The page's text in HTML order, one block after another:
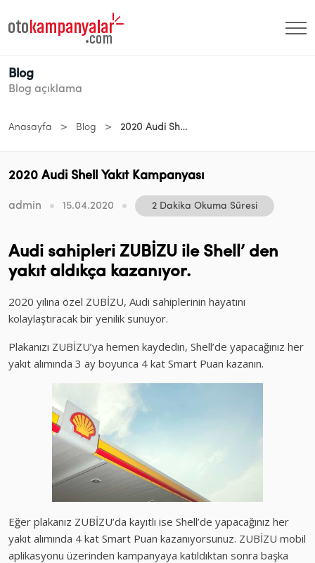
Blog
Blog açıklama
Anasayfa > Blog > 2020 Audi Shell Yakıt Kampanyası
2020 Audi Shell Yakıt Kampanyası
admin 15.04.2020 2 Dakika Okuma Süresi
Audi sahipleri ZUBİZU ile Shell’ den
yakıt aldıkça kazanıyor.
2020 yılına özel ZUBİZU, Audi sahiplerinin hayatını
kolaylaştıracak bir yenilik sunuyor.
Plakanızı ZUBİZU’ya hemen kaydedin, Shell’de yapacağınız her
yakıt alımında 3 ay boyunca 4 kat Smart Puan kazanın.
Eğer plakanız ZUBİZU’da kayıtlı ise Shell’de yapacağınız her
yakıt alımında 4 kat Smart Puan kazanıyorsunuz. ZUBİZU mobil
aplikasyonu üzerinden kampanyaya katıldıktan sonra başka